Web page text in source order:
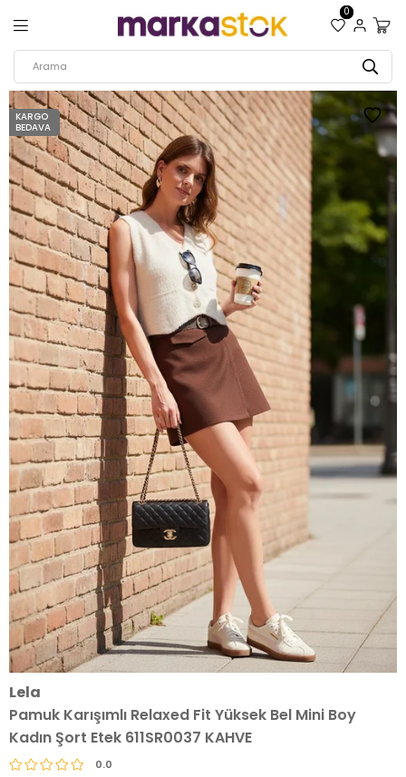
0
KARGO
BEDAVA
Lela
Pamuk Karışımlı Relaxed Fit Yüksek Bel Mini Boy
Kadın Şort Etek 611SR0037 KAHVE
0.0